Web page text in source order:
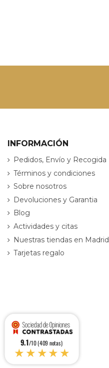
INFORMACIÓN
Pedidos, Envío y Recogida
Términos y condiciones
Sobre nosotros
Devoluciones y Garantia
Blog
Actividades y citas
Nuestras tiendas en Madrid
Tarjetas regalo
9.1/10 (409 notas)
★★★★★